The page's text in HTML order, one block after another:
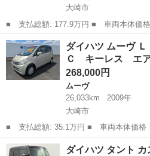
大崎市
■ 支払総額: 177.9万円 ■ 車両本体価格： 1,692,000 円 ■ メーカ
ー名： ダイハツ ■ 車種名： ムーヴ
名： ストライプスＧ ＳＤナビ 全周
側電動ドア ...
宮城 大崎市 ダイハツ
ダイハツ ムーヴ
Ｃ キーレス エ
268,000円
ムーヴ
26,033km
2009年
大崎市
■ 支払総額: 35.1万円 ■ 車両本体価格： 268,000 円 ■ メーカー
名： ダイハツ ■ 車種名： ムーヴ
ニュアル ＥＴＣ キーレス エアバ
宮城 大崎市 ムーヴ
ダイハツ タント